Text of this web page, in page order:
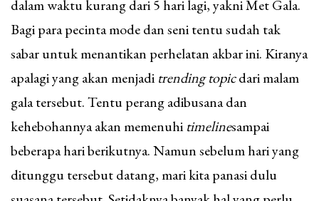
dalam waktu kurang dari 5 hari lagi, yakni Met Gala.
Bagi para pecinta mode dan seni tentu sudah tak
sabar untuk menantikan perhelatan akbar ini. Kiranya
apalagi yang akan menjaditrending topicdari malam
gala tersebut. Tentu perang adibusana dan
kehebohannya akan memenuhitimelinesampai
beberapa hari berikutnya. Namun sebelum hari yang
ditunggu tersebut datang, mari kita panasi dulu